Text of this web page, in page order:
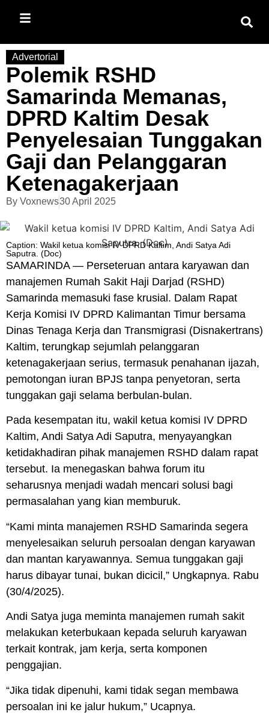
Advertorial
Polemik RSHD
Samarinda Memanas,
DPRD Kaltim Desak
Penyelesaian Tunggakan
Gaji dan Pelanggaran
Ketenagakerjaan
By Voxnews30 April 2025
Caption: Wakil ketua komisi IV DPRD Kaltim, Andi Satya Adi
Saputra. (Doc)
SAMARINDA — Perseteruan antara karyawan dan
manajemen Rumah Sakit Haji Darjad (RSHD)
Samarinda memasuki fase krusial. Dalam Rapat
Kerja Komisi IV DPRD Kalimantan Timur bersama
Dinas Tenaga Kerja dan Transmigrasi (Disnakertrans)
Kaltim, terungkap sejumlah pelanggaran
ketenagakerjaan serius, termasuk penahanan ijazah,
pemotongan iuran BPJS tanpa penyetoran, serta
tunggakan gaji selama berbulan-bulan.
Pada kesempatan itu, wakil ketua komisi IV DPRD
Kaltim, Andi Satya Adi Saputra, menyayangkan
ketidakhadiran pihak manajemen RSHD dalam rapat
tersebut. Ia menegaskan bahwa forum itu
seharusnya menjadi wadah mencari solusi bagi
permasalahan yang kian memburuk.
“Kami minta manajemen RSHD Samarinda segera
menyelesaikan seluruh persoalan dengan karyawan
dan mantan karyawannya. Semua tunggakan gaji
harus dibayar tunai, bukan dicicil,” Ungkapnya. Rabu
(30/4/2025).
Andi Satya juga meminta manajemen rumah sakit
melakukan keterbukaan kepada seluruh karyawan
terkait kontrak, jam kerja, serta komponen
penggajian.
“Jika tidak dipenuhi, kami tidak segan membawa
persoalan ini ke jalur hukum,” Ucapnya.